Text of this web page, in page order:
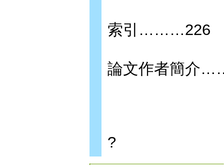
索引………226
論文作者簡介
?